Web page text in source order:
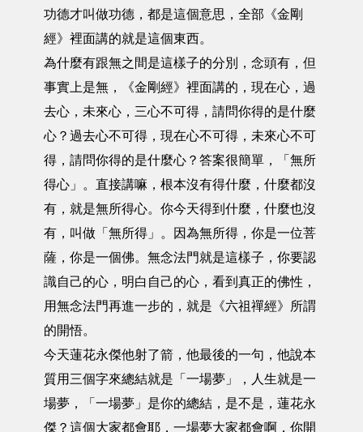
功德才叫做功德，都是這個意思，全部《金剛
經》裡面講的就是這個東西。
為什麼有跟無之間是這樣子的分別，念頭有，但
事實上是無，《金剛經》裡面講的，現在心，過
去心，未來心，三心不可得，請問你得的是什麼
心？過去心不可得，現在心不可得，未來心不可
得，請問你得的是什麼心？答案很簡單，「無所
得心」。直接講嘛，根本沒有得什麼，什麼都沒
有，就是無所得心。你今天得到什麼，什麼也沒
有，叫做「無所得」。因為無所得，你是一位菩
薩，你是一個佛。無念法門就是這樣子，你要認
識自己的心，明白自己的心，看到真正的佛性，
用無念法門再進一步的，就是《六祖禪經》所謂
的開悟。
今天蓮花永傑他射了箭，他最後的一句，他說本
質用三個字來總結就是「一場夢」，人生就是一
場夢，「一場夢」是你的總結，是不是，蓮花永
傑？這個大家都會耶，一場夢大家都會啊，你開